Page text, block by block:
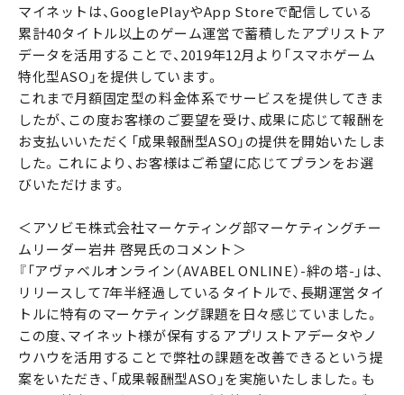
マイネットは、GooglePlayやApp Storeで配信している
累計40タイトル以上のゲーム運営で蓄積したアプリストア
データを活用することで、2019年12月より「スマホゲーム
特化型ASO」を提供しています。
これまで月額固定型の料金体系でサービスを提供してきま
したが、この度お客様のご要望を受け、成果に応じて報酬を
お支払いいただく「成果報酬型ASO」の提供を開始いたしま
した。これにより、お客様はご希望に応じてプランをお選
びいただけます。
＜アソビモ株式会社マーケティング部マーケティングチー
ムリーダー岩井 啓晃氏のコメント＞
『「アヴァベルオンライン（AVABEL ONLINE）-絆の塔-」は、
リリースして7年半経過しているタイトルで、長期運営タイ
トルに特有のマーケティング課題を日々感じていました。
この度、マイネット様が保有するアプリストアデータやノ
ウハウを活用することで弊社の課題を改善できるという提
案をいただき、「成果報酬型ASO」を実施いたしました。も